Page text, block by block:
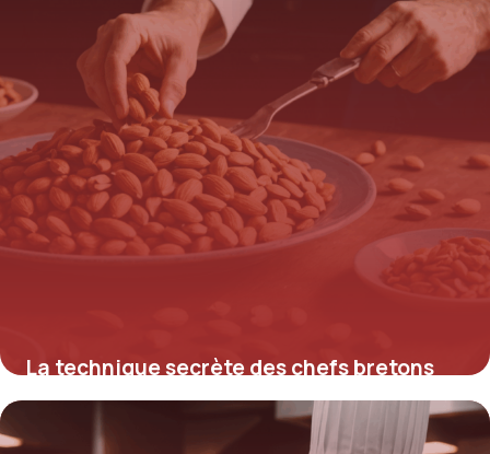
La technique secrète des chefs bretons
pour cuire parfaitement les amandes de
mer en 5 minutes révélée